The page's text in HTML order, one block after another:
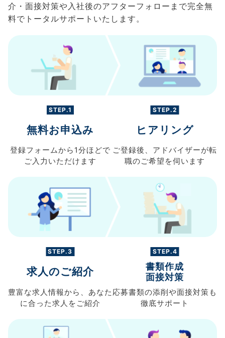
介・面接対策や入社後のアフターフォローまで完全無
料でトータルサポートいたします。
STEP.1
無料お申込み
登録フォームから 1分ほどで
ご入力 いただけます
STEP.2
ヒアリング
ご登録後、 アドバイザーが転
職のご希望を伺います
STEP.3
求人のご紹介
豊富な求人情報から、 あなた
に合った求人を ご紹介
STEP.4
書類作成
面接対策
応募書類の添削や面接対策も
徹底サポート